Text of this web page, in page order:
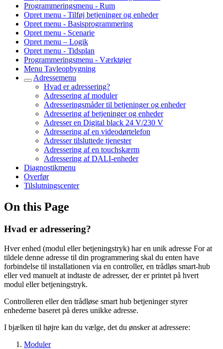
Programmeringsmenu - Rum
Opret menu - Tilføj betjeninger og enheder
Opret menu - Basisprogrammering
Opret menu - Scenarie
Opret menu – Logik
Opret menu - Tidsplan
Programmeringsmenu - Værktøjer
Menu Tavleopbygning
Adressemenu
Hvad er adressering?
Adressering af moduler
Adresseringsmåder til betjeninger og enheder
Adressering af betjeninger og enheder
Adresser en Digital black 24 V/230 V
Adressering af en videodørtelefon
Adresser tilsluttede tjenester
Adressering af en touchskærm
Adressering af DALI-enheder
Diagnostikmenu
Overfør
Tilslutningscenter
On this Page
Hvad er adressering?
Hver enhed (modul eller betjeningstryk) har en unik adresse For at
tildele denne adresse til din programmering skal du enten have
forbindelse til installationen via en controller, en trådløs smart-hub
eller ved manuelt at indtaste de adresser, der er printet på hvert
modul eller betjeningstryk.
Controlleren eller den trådløse smart hub betjeninger styrer
enhederne baseret på deres unikke adresse.
I bjælken til højre kan du vælge, det du ønsker at adressere:
Moduler